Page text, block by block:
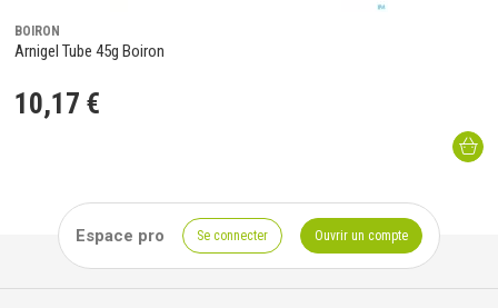
BOIRON
Arnigel Tube 45g Boiron
10,17 €
Espace pro Se connecter Ouvrir un compte